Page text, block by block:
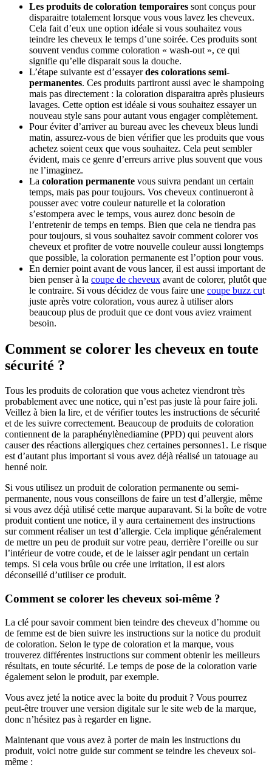
Les produits de coloration temporaires sont conçus pour
disparaitre totalement lorsque vous vous lavez les cheveux.
Cela fait d’eux une option idéale si vous souhaitez vous
teindre les cheveux le temps d’une soirée. Ces produits sont
souvent vendus comme coloration « wash-out », ce qui
signifie qu’elle disparait sous la douche.
L’étape suivante est d’essayer des colorations semi-
permanentes. Ces produits partiront aussi avec le shampoing
mais pas directement : la coloration disparaitra après plusieurs
lavages. Cette option est idéale si vous souhaitez essayer un
nouveau style sans pour autant vous engager complètement.
Pour éviter d’arriver au bureau avec les cheveux bleus lundi
matin, assurez-vous de bien vérifier que les produits que vous
achetez soient ceux que vous souhaitez. Cela peut sembler
évident, mais ce genre d’erreurs arrive plus souvent que vous
ne l’imaginez.
La coloration permanente vous suivra pendant un certain
temps, mais pas pour toujours. Vos cheveux continueront à
pousser avec votre couleur naturelle et la coloration
s’estompera avec le temps, vous aurez donc besoin de
l’entretenir de temps en temps. Bien que cela ne tiendra pas
pour toujours, si vous souhaitez savoir comment colorer vos
cheveux et profiter de votre nouvelle couleur aussi longtemps
que possible, la coloration permanente est l’option pour vous.
En dernier point avant de vous lancer, il est aussi important de
bien penser à la coupe de cheveux avant de colorer, plutôt que
le contraire. Si vous décidez de vous faire une coupe buzz cut
juste après votre coloration, vous aurez à utiliser alors
beaucoup plus de produit que ce dont vous aviez vraiment
besoin.
Comment se colorer les cheveux en toute
sécurité ?
Tous les produits de coloration que vous achetez viendront très
probablement avec une notice, qui n’est pas juste là pour faire joli.
Veillez à bien la lire, et de vérifier toutes les instructions de sécurité
et de les suivre correctement. Beaucoup de produits de coloration
contiennent de la paraphénylènediamine (PPD) qui peuvent alors
causer des réactions allergiques chez certaines personnes1. Le risque
est d’autant plus important si vous avez déjà réalisé un tatouage au
henné noir.
Si vous utilisez un produit de coloration permanente ou semi-
permanente, nous vous conseillons de faire un test d’allergie, même
si vous avez déjà utilisé cette marque auparavant. Si la boîte de votre
produit contient une notice, il y aura certainement des instructions
sur comment réaliser un test d’allergie. Cela implique généralement
de mettre un peu de produit sur votre peau, derrière l’oreille ou sur
l’intérieur de votre coude, et de le laisser agir pendant un certain
temps. Si cela vous brûle ou crée une irritation, il est alors
déconseillé d’utiliser ce produit.
Comment se colorer les cheveux soi-même ?
La clé pour savoir comment bien teindre des cheveux d’homme ou
de femme est de bien suivre les instructions sur la notice du produit
de coloration. Selon le type de coloration et la marque, vous
trouverez différentes instructions sur comment obtenir les meilleurs
résultats, en toute sécurité. Le temps de pose de la coloration varie
également selon le produit, par exemple.
Vous avez jeté la notice avec la boite du produit ? Vous pourrez
peut-être trouver une version digitale sur le site web de la marque,
donc n’hésitez pas à regarder en ligne.
Maintenant que vous avez à porter de main les instructions du
produit, voici notre guide sur comment se teindre les cheveux soi-
même :